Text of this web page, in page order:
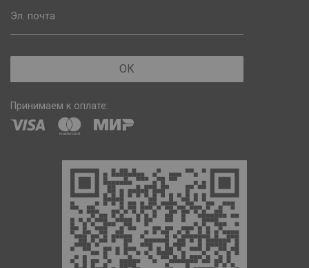
Эл. почта
ОК
Принимаем к оплате: